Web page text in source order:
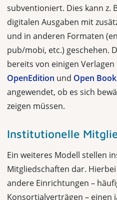
subventioniert. Dies kann z.
digitalen Ausgaben mit
und in anderen Formaten
pub/mobi, etc.) geschehen.
bereits von einigen
OpenEdition und Open
angewendet, ob es sich
zeigen müssen.
Institutionelle
Ein weiteres Modell stellen
Mitgliedschaften dar.
andere Einrichtungen –
Konsortialverträgen – einen